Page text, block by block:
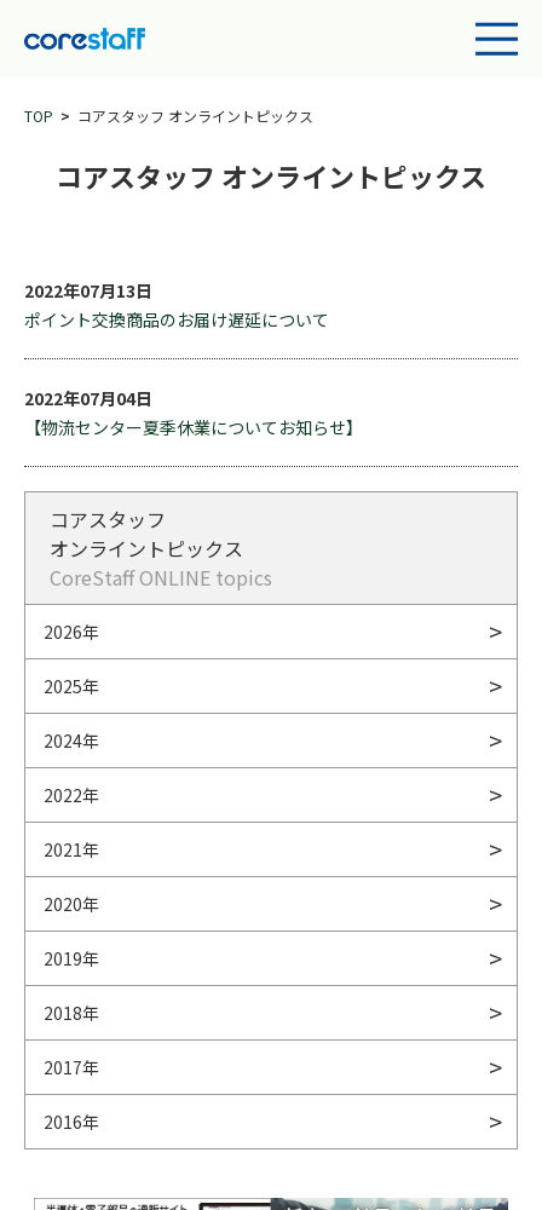
TOP コアスタッフ オンライントピックス
コアスタッフ オンライントピックス
2022年07月13日
ポイント交換商品のお届け遅延について
2022年07月04日
【物流センター夏季休業についてお知らせ】
コアスタッフ
オンライントピックス
CoreStaff ONLINE topics
2026年
2025年
2024年
2022年
2021年
2020年
2019年
2018年
2017年
2016年